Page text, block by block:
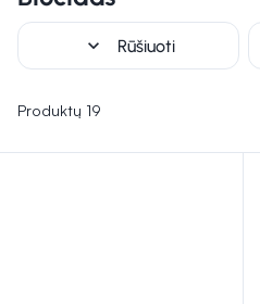
expand_more Rūšiuoti
Produktų 19